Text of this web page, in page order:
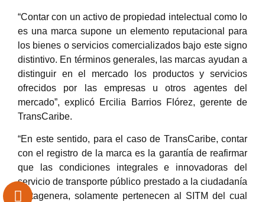
“Contar con un activo de propiedad intelectual como lo
es una marca supone un elemento reputacional para
los bienes o servicios comercializados bajo este signo
distintivo. En términos generales, las marcas ayudan a
distinguir en el mercado los productos y servicios
ofrecidos por las empresas u otros agentes del
mercado”, explicó Ercilia Barrios Flórez, gerente de
TransCaribe.
“En este sentido, para el caso de TransCaribe, contar
con el registro de la marca es la garantía de reafirmar
que las condiciones integrales e innovadoras del
servicio de transporte público prestado a la ciudadanía
cartagenera, solamente pertenecen al SITM del cual